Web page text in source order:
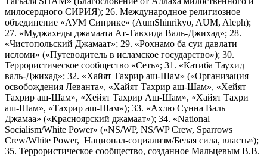
милосердного СИРИЯ); 26. Международное религиозное
объединение «АУМ Синрике» (AumShinrikyo, AUM, Aleph);
27. «Муджахеды джамаата Ат-Тавхида Валь-Джихад»; 28.
«Чистопольский Джамаат»; 29. «Рохнамо ба суи давлати
исломи» («Путеводитель в исламское государство»); 30.
Террористическое сообщество «Сеть»; 31. «Катиба Таухид
валь-Джихад»; 32. «Хайят Тахрир аш-Шам» («Организация
освобождения Леванта», «Хайят Тахрир аш-Шам», «Хейят
Тахрир аш-Шам», «Хейят Тахрир Аш-Шам», «Хайят Тахри
аш-Шам», «Тахрир аш-Шам»); 33. «Ахлю Сунна Валь
Джамаа» («Красноярский джамаат»); 34. «National
Socialism/White Power» («NS/WP, NS/WP Crew, Sparrows
Crew/White Power, Национал-социализм/Белая сила, власть»);
35. Террористическое сообщество, созданное Мальцевым В.В.